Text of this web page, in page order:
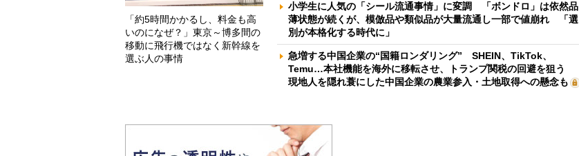
「約5時間かかるし、料金も高
いのになぜ？」東京～博多間の
移動に飛行機ではなく新幹線を
選ぶ人の事情
小学生に人気の「シール流通事情」に変調 「ボンドロ」は依然品
薄状態が続くが、模倣品や類似品が大量流通し一部で値崩れ 「選
別が本格化する時代に」
急増する中国企業の“国籍ロンダリング” SHEIN、TikTok、
Temu…本社機能を海外に移転させ、トランプ関税の回避を狙う
現地人を隠れ蓑にした中国企業の農業参入・土地取得への懸念も